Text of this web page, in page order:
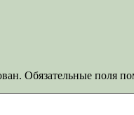
Обязательные поля